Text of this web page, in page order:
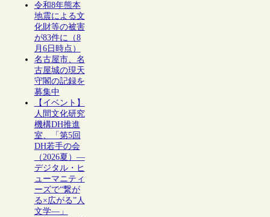
令和8年熊本
地震による文
化財等の被害
が83件に（8
月6日時点）
名古屋市、名
古屋城の現天
守閣の記録を
募集中
【イベント】
人間文化研究
機構DH推進
室、「第5回
DH若手の会
（2026夏）―
デジタル・ヒ
ューマニティ
ーズで“繋が
る×広がる”人
文学―」